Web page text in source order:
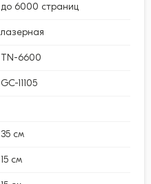
до 6000 страниц
лазерная
TN-6600
GC-11105
35 см
15 см